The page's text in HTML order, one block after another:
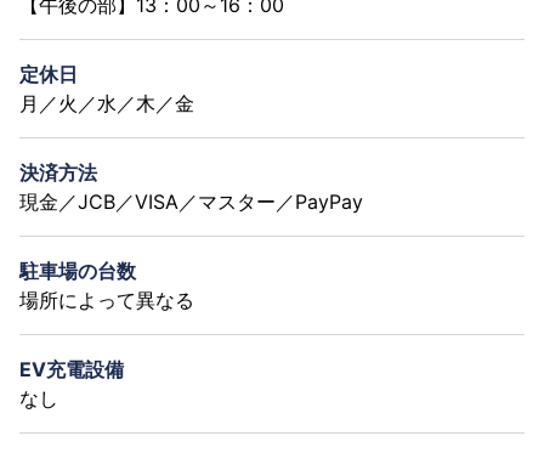
定休日
月／火／水／木／金
決済方法
現金／JCB／VISA／マスター／PayPay
駐車場の台数
場所によって異なる
EV充電設備
なし